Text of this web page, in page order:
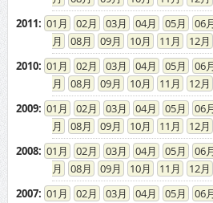
2011: 01 02 03 04 05 06
08
09 10 11
12
2010: 01 02 03 04 05 06
08
09 10 11
12
2009: 01 02 03 04 05 06
08
09 10 11
12
2008: 01 02 03 04 05 06
08
09 10 11
12
2007: 01 02 03 04 05 06